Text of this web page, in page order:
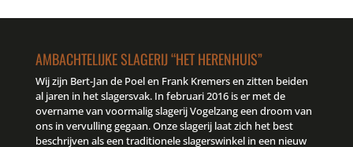
AMBACHTELIJKE SLAGERIJ “HET HERENHUIS”
Wij zijn Bert-Jan de Poel en Frank Kremers en zitten beiden
al jaren in het slagersvak. In februari 2016 is er met de
overname van voormalig slagerij Vogelzang een droom van
ons in vervulling gegaan. Onze slagerij laat zich het best
beschrijven als een traditionele slagerswinkel in een nieuw